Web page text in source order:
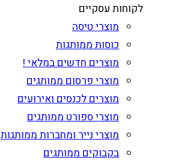
לקוחות עסקיים
מוצרי טיסה
כוסות ממותגות
מוצרים חדשים במלאי !
מוצרי פרסום ממותגים
מוצרים לכנסים ואירועים
מוצרי ספורט ממותגים
מוצרי נייר ומחברות ממותגות
בקבוקים ממותגים